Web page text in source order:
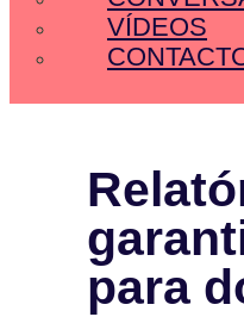
VÍDEOS
para